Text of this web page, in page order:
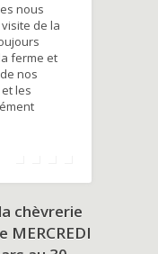
nous
de la
ferme et
nos
les
chèvrerie
MERCREDI